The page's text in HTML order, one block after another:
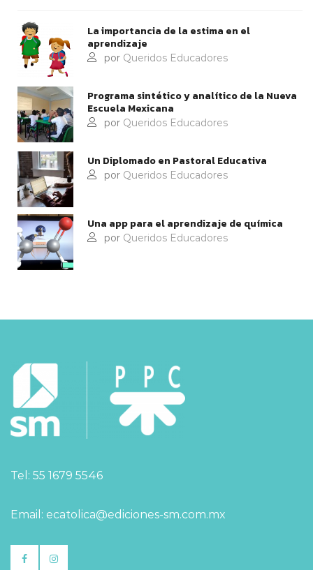
La importancia de la estima en el
aprendizaje
por Queridos Educadores
Programa sintético y analítico de la Nueva
Escuela Mexicana
por Queridos Educadores
Un Diplomado en Pastoral Educativa
por Queridos Educadores
Una app para el aprendizaje de química
por Queridos Educadores
Tel: 55 1679 5546
Email: ecatolica@ediciones-sm.com.mx